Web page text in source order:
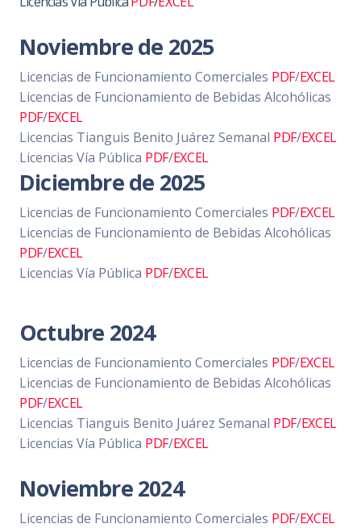
Noviembre de 2025
Licencias de Funcionamiento Comerciales PDF/EXCEL
Licencias de Funcionamiento de Bebidas Alcohólicas
PDF/EXCEL
Licencias Tianguis Benito Juárez Semanal PDF/EXCEL
Licencias Vía Pública PDF/EXCEL
Diciembre de 2025
Licencias de Funcionamiento Comerciales PDF/EXCEL
Licencias de Funcionamiento de Bebidas Alcohólicas
PDF/EXCEL
Licencias Vía Pública PDF/EXCEL
Octubre 2024
Licencias de Funcionamiento Comerciales PDF/EXCEL
Licencias de Funcionamiento de Bebidas Alcohólicas
PDF/EXCEL
Licencias Tianguis Benito Juárez Semanal PDF/EXCEL
Licencias Vía Pública PDF/EXCEL
Noviembre 2024
Licencias de Funcionamiento Comerciales PDF/EXCEL